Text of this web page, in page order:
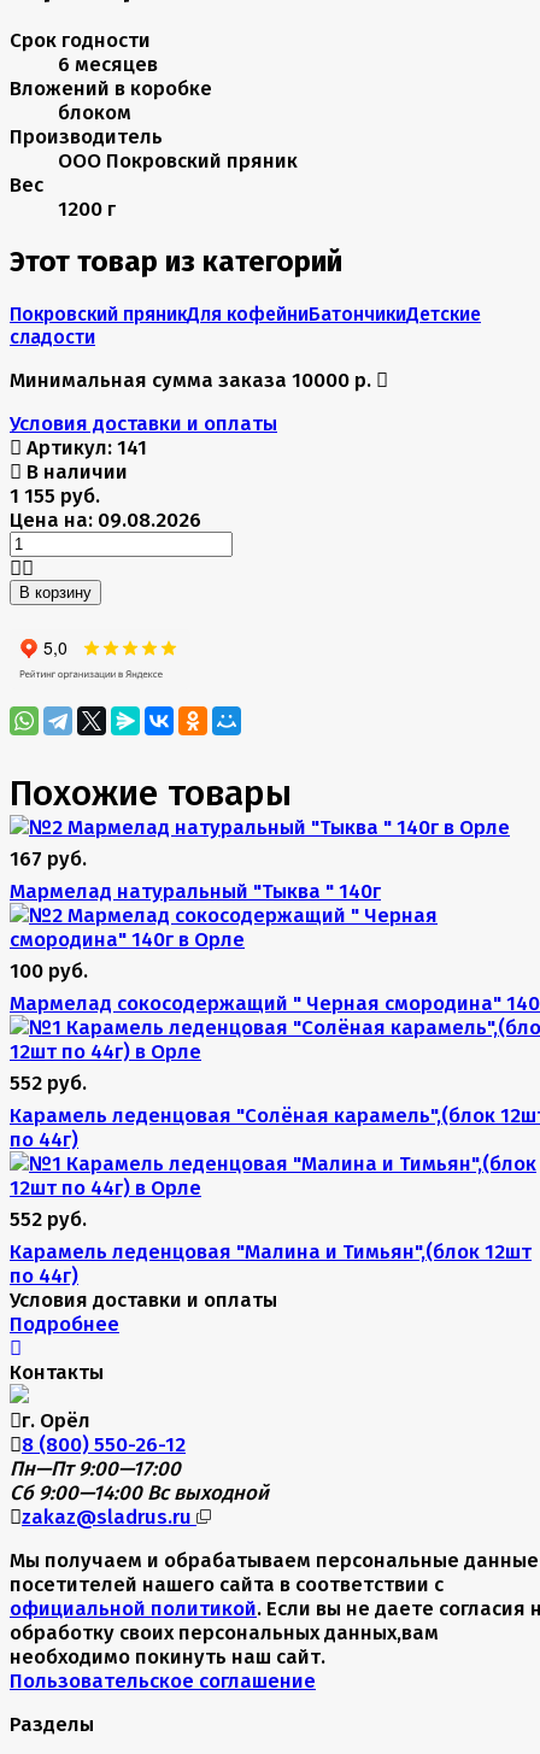
Срок годности
6 месяцев
Вложений в коробке
блоком
Производитель
ООО Покровский пряник
Вес
1200 г
Этот товар из категорий
Покровский пряникДля кофейниБатончикиДетские
сладости
Минимальная сумма заказа 10000 р.
Условия доставки и оплаты
Артикул: 141
В наличии
1 155 руб.
Цена на: 09.08.2026
В корзину
Похожие товары
167 руб.
Мармелад натуральный "Тыква " 140г
100 руб.
Мармелад сокосодержащий " Черная смородина"
552 руб.
Карамель леденцовая "Солёная карамель",(блок
по 44г)
552 руб.
Карамель леденцовая "Малина и Тимьян",(блок 12шт
по 44г)
Условия доставки и оплаты
Подробнее
Контакты
г. Орёл
8 (800) 550-26-12
Пн—Пт 9:00—17:00
Сб 9:00—14:00 Вс выходной
zakaz@sladrus.ru
Мы получаем и обрабатываем персональные данные
посетителей нашего сайта в соответствии с
официальной политикой. Если вы не даете согласия
обработку своих персональных данных,вам
необходимо покинуть наш сайт.
Пользовательское соглашение
Разделы